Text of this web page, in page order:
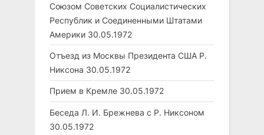
Союзом Советских Социалистических
Республик и Соединенными Штатами
Америки 30.05.1972
Отъезд из Москвы Президента США Р.
Никсона 30.05.1972
Прием в Кремле 30.05.1972
Беседа Л. И. Брежнева с Р. Никсоном
30.05.1972